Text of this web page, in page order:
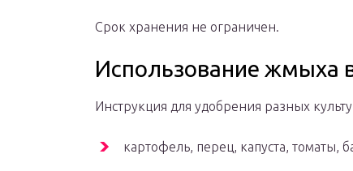
Срок хранения не ограничен.
Использование жмыха
Инструкция для удобрения разных
картофель, перец, капуста, томаты,